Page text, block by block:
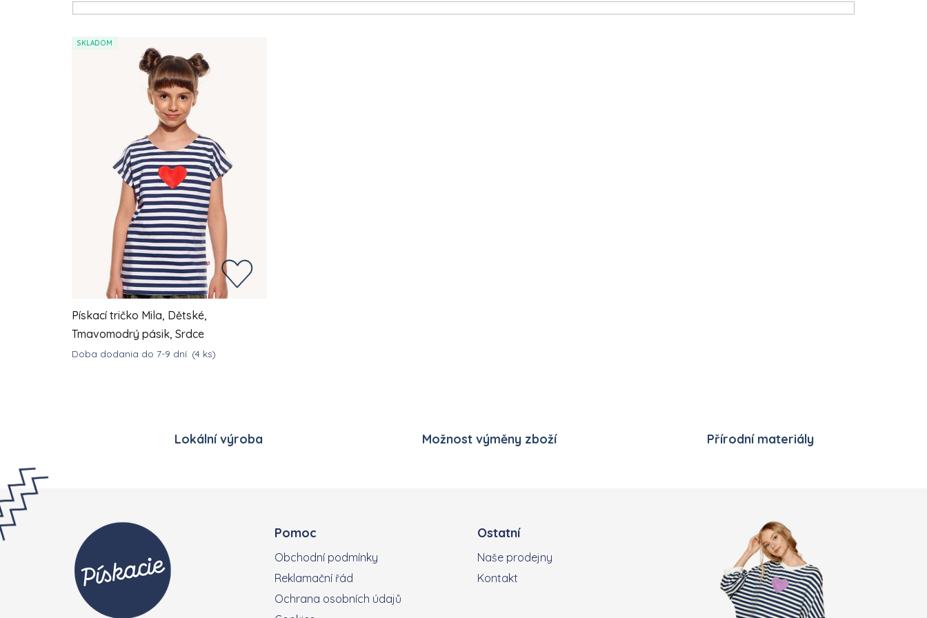
Výpis produktů
SKLADOM
Pískací tričko Mila, Dětské,
Tmavomodrý pásik, Srdce
Doba dodania do 7-9 dní. (4 ks)
Lokální výroba Možnost výměny zboží Přírodní materiály
Zápatí
Pomoc
Obchodní podmínky
Reklamační řád
Ochrana osobních údajů
Ostatní
Naše prodejny
Kontakt